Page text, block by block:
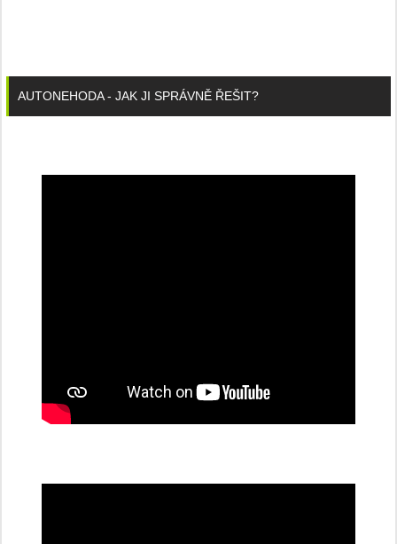
AUTONEHODA - JAK JI SPRÁVNĚ ŘEŠIT?